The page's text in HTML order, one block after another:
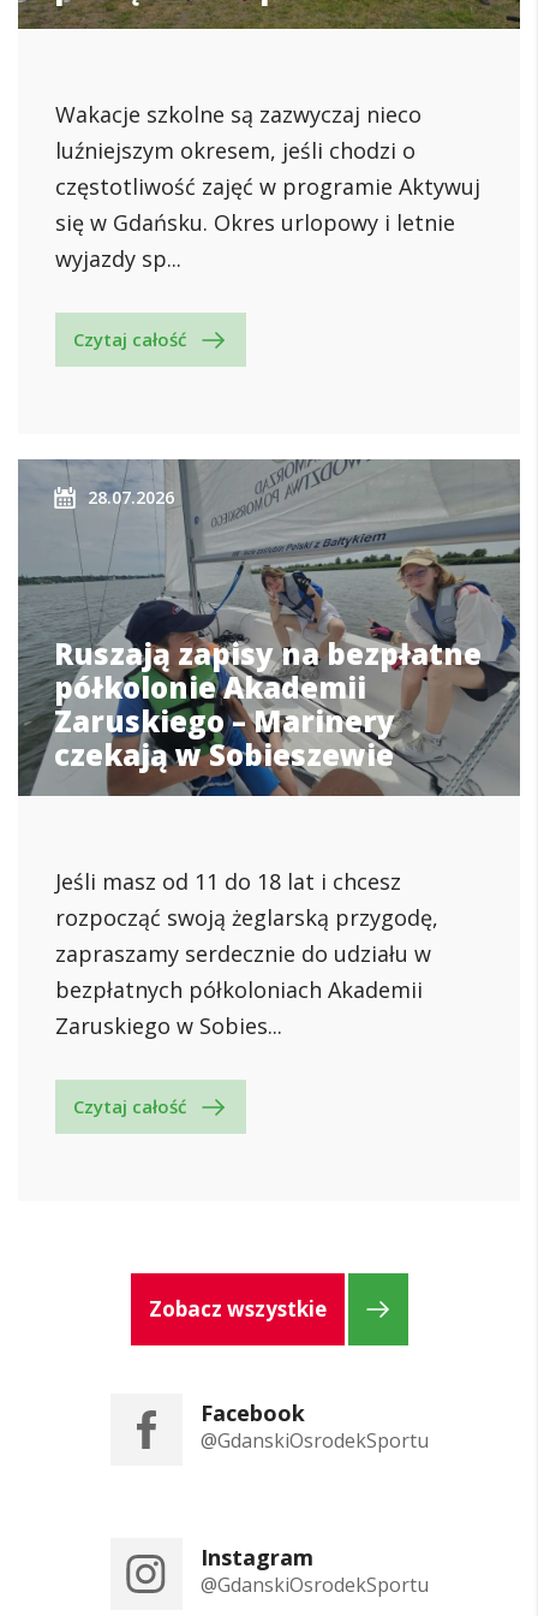
Wakacje szkolne są zazwyczaj nieco
luźniejszym okresem, jeśli chodzi o
częstotliwość zajęć w programie Aktywuj
się w Gdańsku. Okres urlopowy i letnie
wyjazdy sp...
Czytaj całość
28.07.2026
Ruszają zapisy na bezpłatne
półkolonie Akademii
Zaruskiego – Marinery
czekają w Sobieszewie
Jeśli masz od 11 do 18 lat i chcesz
rozpocząć swoją żeglarską przygodę,
zapraszamy serdecznie do udziału w
bezpłatnych półkoloniach Akademii
Zaruskiego w Sobies...
Czytaj całość
Zobacz wszystkie
Facebook
@GdanskiOsrodekSportu
Instagram
@GdanskiOsrodekSportu